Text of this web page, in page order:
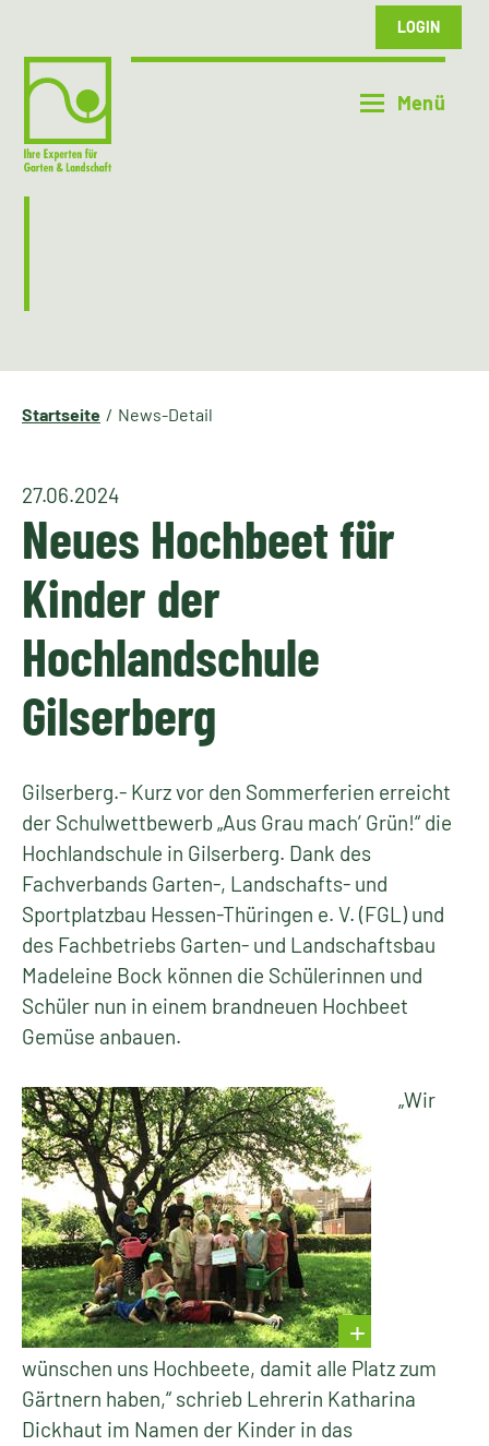
LOGIN
Startseite News-Detail
27.06.2024
Neues Hochbeet für
Kinder der
Hochlandschule
Gilserberg
Gilserberg.- Kurz vor den Sommerferien erreicht
der Schulwettbewerb „Aus Grau mach’ Grün!“ die
Hochlandschule in Gilserberg. Dank des
Fachverbands Garten-, Landschafts- und
Sportplatzbau Hessen-Thüringen e. V. (FGL) und
des Fachbetriebs Garten- und Landschaftsbau
Madeleine Bock können die Schülerinnen und
Schüler nun in einem brandneuen Hochbeet
Gemüse anbauen.
„Wir
wünschen uns Hochbeete, damit alle Platz zum
Gärtnern haben,“ schrieb Lehrerin Katharina
Dickhaut im Namen der Kinder in das